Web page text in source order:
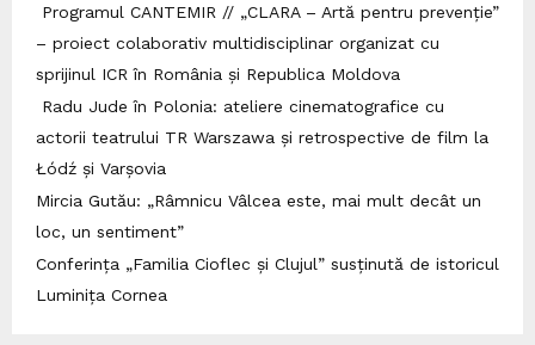
Programul CANTEMIR // „CLARA – Artă pentru prevenție”
– proiect colaborativ multidisciplinar organizat cu
sprijinul ICR în România și Republica Moldova
Radu Jude în Polonia: ateliere cinematografice cu
actorii teatrului TR Warszawa și retrospective de film la
Łódź și Varșovia
Mircia Gutău: „Râmnicu Vâlcea este, mai mult decât un
loc, un sentiment”
Conferința „Familia Cioflec și Clujul” susținută de istoricul
Luminița Cornea